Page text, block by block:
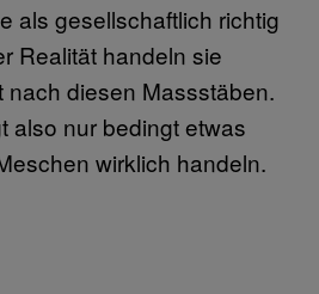
als gesellschaftlich richtig
Realität handeln sie
nach diesen Massstäben.
also nur bedingt etwas
wirklich handeln.